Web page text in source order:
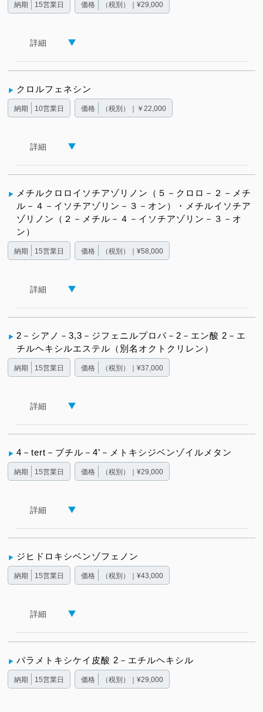
納期 15営業日 価格 （税別）｜¥29,000
詳細
クロルフェネシン
納期 10営業日 価格 （税別）｜￥22,000
詳細
メチルクロロイソチアゾリノン（５－クロロ－２－メチ
ル－４－イソチアゾリン－３－オン）・メチルイソチア
ゾリノン（２－メチル－４－イソチアゾリン－３－オ
ン）
納期 15営業日 価格 （税別）｜¥58,000
詳細
2－シアノ－3,3－ジフェニルプロパ－2－エン酸 2－エ
チルヘキシルエステル（別名オクトクリレン）
納期 15営業日 価格 （税別）｜¥37,000
詳細
4－tert－ブチル－4’－メトキシジベンゾイルメタン
納期 15営業日 価格 （税別）｜¥29,000
詳細
ジヒドロキシベンゾフェノン
納期 15営業日 価格 （税別）｜¥43,000
詳細
パラメトキシケイ皮酸 2－エチルヘキシル
納期 15営業日 価格 （税別）｜¥29,000